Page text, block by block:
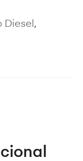
Diesel,